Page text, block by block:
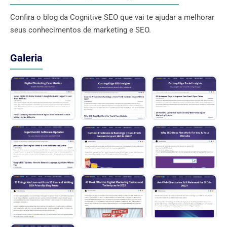
Confira o blog da Cognitive SEO que vai te ajudar a melhorar
seus conhecimentos de marketing e SEO.
Galeria